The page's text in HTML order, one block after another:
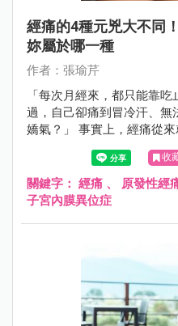
經痛的4種元兇大不同
妳屬於哪一種
作者：張瑜芹
「每次月經來，都只能靠
過，自己卻痛到冒冷汗、無
嬌氣？」 事實上，經痛從來就不是「忍一忍就過去」的小
事，而是身體發出的重要
問題，只要吃止痛藥就好
病。如果妳的經痛總是治不
可能是身體正在告訴妳：「
收
關鍵字： 經痛 、 原發性經
子宮內膜異位症